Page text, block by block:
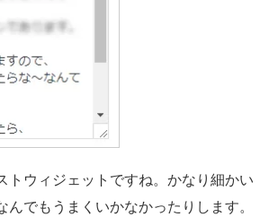
トウィジェットですね。かなり細かい
んでもうまくいかなかったりします。